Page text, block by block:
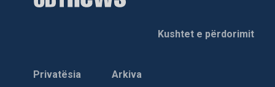
e NATOs theksojnë se “janë shkatërruar disa nga armët e
Bosnjës e posaçërisht liderit të tyre Karaxhiq, pas
Kushtet e përdorimit
Privatësia Arkiva